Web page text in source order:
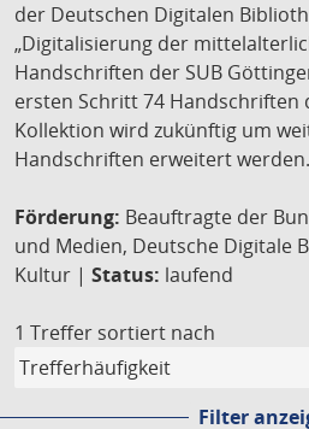
der Deutschen Digitalen
„Digitalisierung der
Handschriften der SUB
ersten Schritt 74 Handschriften
Kollektion wird zukünftig um
Handschriften erweitert werden.
Förderung: Beauftragte der
und Medien, Deutsche Digitale
Kultur | Status: laufend
1 Treffer sortiert nach
Filter